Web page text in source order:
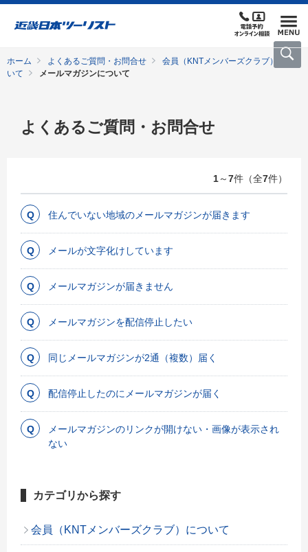
ホーム よくあるご質問・お問合せ
会員（KNTメンバーズクラブ）につ
いて
メールマガジンについて
よくあるご質問・お問合せ
1～7件（全7件）
住んでいない地域のメールマガジンが届きます
メールが文字化けしています
メールマガジンが届きません
メールマガジンを配信停止したい
同じメールマガジンが2通（複数）届く
配信停止したのにメールマガジンが届く
メールマガジンのリンクが開けない・画像が表示され
ない
カテゴリから探す
会員（KNTメンバーズクラブ）について